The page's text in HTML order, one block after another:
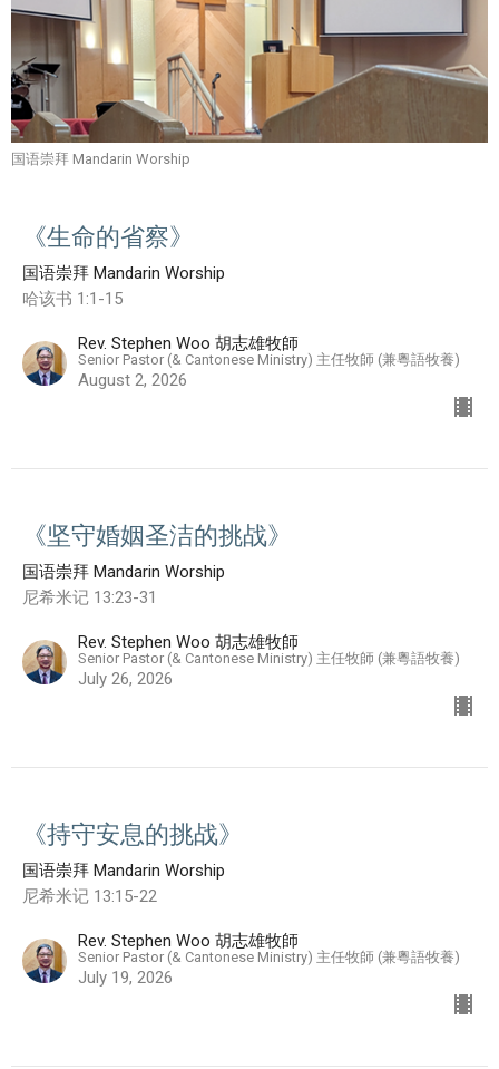
国语崇拜 Mandarin Worship
《生命的省察》
国语崇拜 Mandarin Worship
哈该书 1:1-15
Rev. Stephen Woo 胡志雄牧師
Senior Pastor (& Cantonese Ministry) 主任牧師 (兼粵語牧養)
August 2, 2026
《坚守婚姻圣洁的挑战》
国语崇拜 Mandarin Worship
尼希米记 13:23-31
Rev. Stephen Woo 胡志雄牧師
Senior Pastor (& Cantonese Ministry) 主任牧師 (兼粵語牧養)
July 26, 2026
《持守安息的挑战》
国语崇拜 Mandarin Worship
尼希米记 13:15-22
Rev. Stephen Woo 胡志雄牧師
Senior Pastor (& Cantonese Ministry) 主任牧師 (兼粵語牧養)
July 19, 2026